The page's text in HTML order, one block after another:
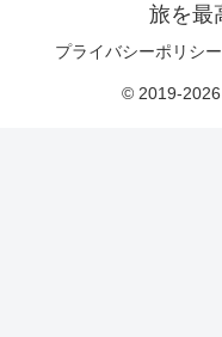
旅を最
プライバシーポリシー
© 2019-2026